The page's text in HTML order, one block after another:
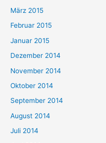
März 2015
Februar 2015
Januar 2015
Dezember 2014
November 2014
Oktober 2014
September 2014
August 2014
Juli 2014